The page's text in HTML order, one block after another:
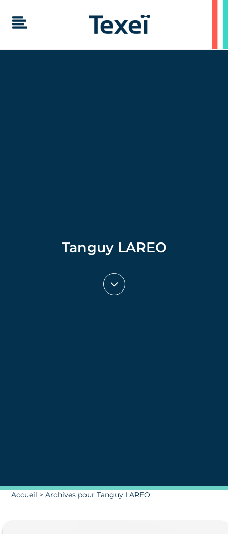
Tanguy LAREO
Accueil >Archives pour Tanguy LAREO